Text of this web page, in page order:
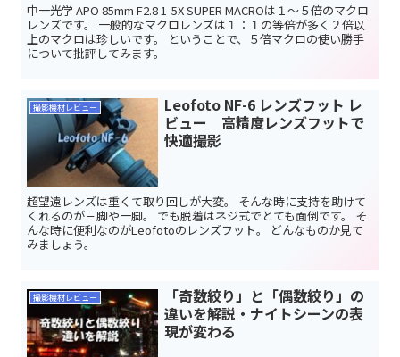
中一光学 APO 85mm F2.8 1-5X SUPER MACROは１～５倍のマクロ
レンズです。 一般的なマクロレンズは１：１の等倍が多く２倍以
上のマクロは珍しいです。 ということで、５倍マクロの使い勝手
について批評してみます。
撮影機材レビュー
Leofoto NF-6 レンズフット レ
ビュー 高精度レンズフットで
快適撮影
超望遠レンズは重くて取り回しが大変。 そんな時に支持を助けて
くれるのが三脚や一脚。 でも脱着はネジ式でとても面倒です。 そ
んな時に便利なのがLeofotoのレンズフット。 どんなものか見て
みましょう。
撮影機材レビュー
「奇数絞り」と「偶数絞り」の
違いを解説・ナイトシーンの表
現が変わる